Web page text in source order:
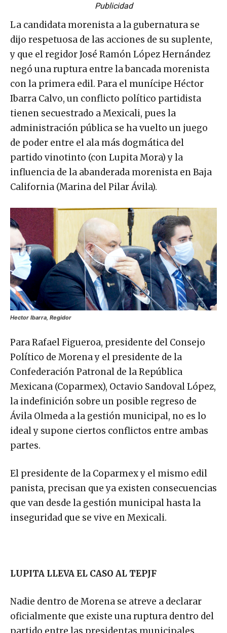
Publicidad
La candidata morenista a la gubernatura se
dijo respetuosa de las acciones de su suplente,
y que el regidor José Ramón López Hernández
negó una ruptura entre la bancada morenista
con la primera edil. Para el munícipe Héctor
Ibarra Calvo, un conflicto político partidista
tienen secuestrado a Mexicali, pues la
administración pública se ha vuelto un juego
de poder entre el ala más dogmática del
partido vinotinto (con Lupita Mora) y la
influencia de la abanderada morenista en Baja
California (Marina del Pilar Ávila).
Hector Ibarra, Regidor
Para Rafael Figueroa, presidente del Consejo
Político de Morena y el presidente de la
Confederación Patronal de la República
Mexicana (Coparmex), Octavio Sandoval López,
la indefinición sobre un posible regreso de
Ávila Olmeda a la gestión municipal, no es lo
ideal y supone ciertos conflictos entre ambas
partes.
El presidente de la Coparmex y el mismo edil
panista, precisan que ya existen consecuencias
que van desde la gestión municipal hasta la
inseguridad que se vive en Mexicali.
LUPITA LLEVA EL CASO AL TEPJF
Nadie dentro de Morena se atreve a declarar
oficialmente que existe una ruptura dentro del